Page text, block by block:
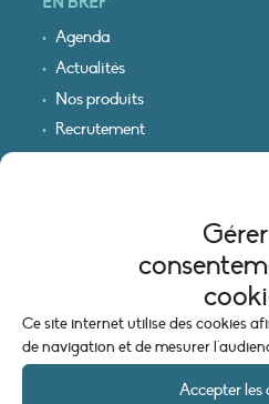
Ce site internet utilise des cookies
de navigation et de mesurer
Accepter les
Agenda
Actualités
Nos produits
Recrutement
INFORMATIONS LÉGALES
Mentions légales
Politique de cookies (UE)